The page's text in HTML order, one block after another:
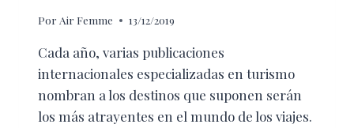
Por Air Femme 13/12/2019
Cada año, varias publicaciones
internacionales especializadas en turismo
nombran a los destinos que suponen serán
los más atrayentes en el mundo de los viajes.